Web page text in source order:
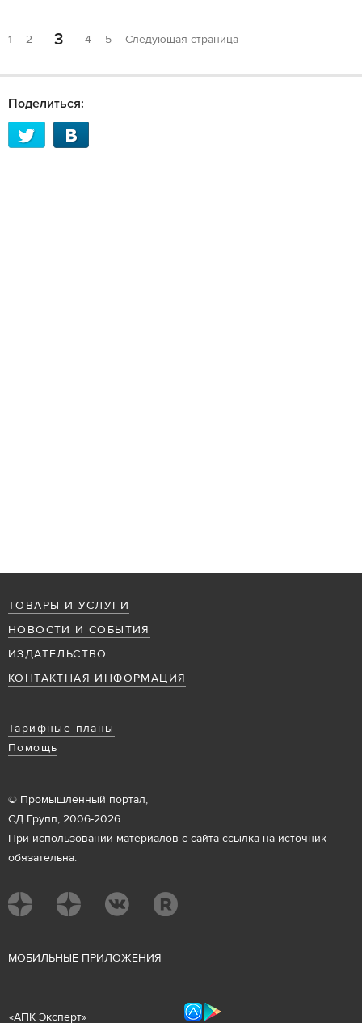
1 2 3 4 5 Следующая страница
Поделиться:
ТОВАРЫ И УСЛУГИ
НОВОСТИ И СОБЫТИЯ
ИЗДАТЕЛЬСТВО
КОНТАКТНАЯ ИНФОРМАЦИЯ
Тарифные планы
Помощь
© Промышленный портал,
СД Групп, 2006-2026.
При использовании материалов с сайта ссылка на источник
обязательна.
МОБИЛЬНЫЕ ПРИЛОЖЕНИЯ
«АПК Эксперт»